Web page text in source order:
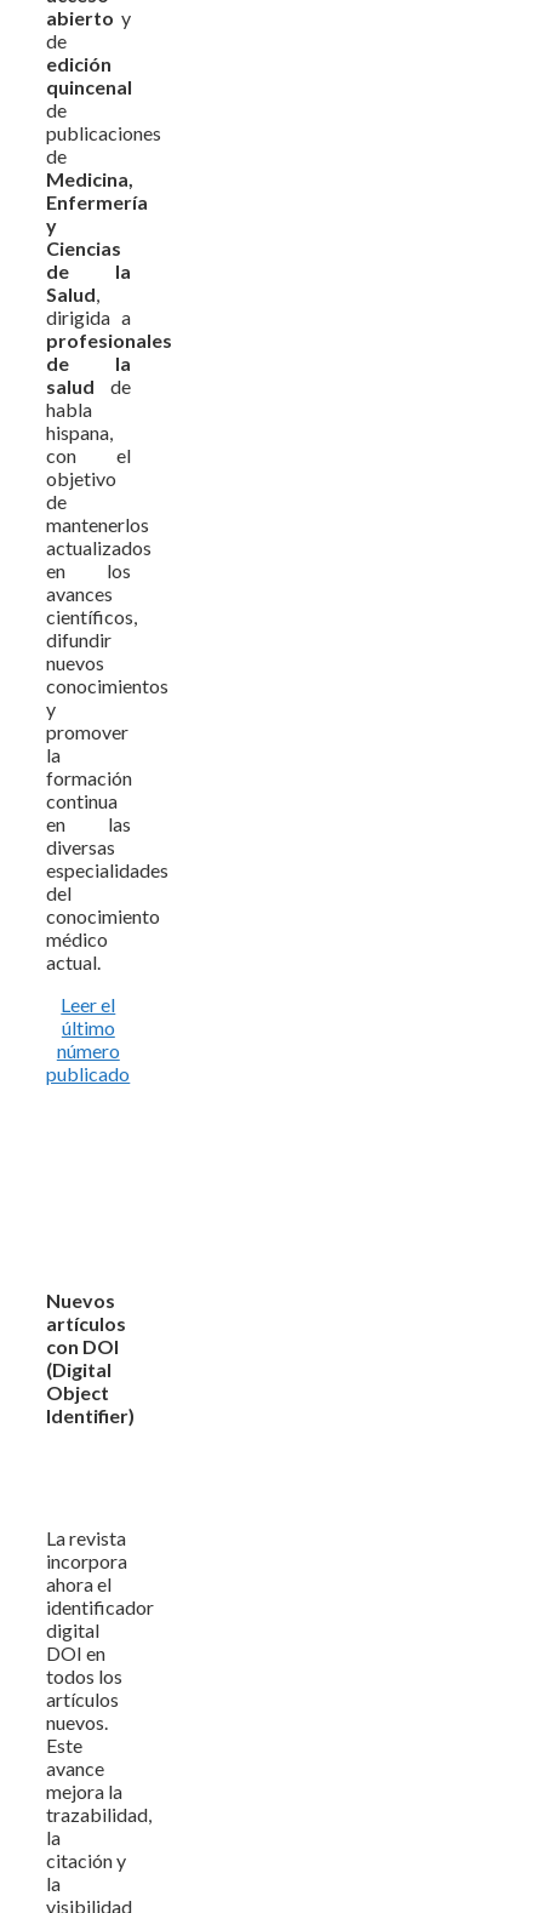
abierto y
de
edición
quincenal
de
publicaciones
de
Medicina,
Enfermería
y
Ciencias
de la
Salud,
dirigida a
profesionales
de la
salud de
habla
hispana,
con el
objetivo
de
mantenerlos
actualizados
en los
avances
científicos,
difundir
nuevos
conocimientos
y
promover
la
formación
continua
en las
diversas
especialidades
del
conocimiento
médico
actual.
Leer el
último
número
publicado
Nuevos
artículos
con DOI
(Digital
Object
Identifier)
La revista
incorpora
ahora el
identificador
digital
DOI en
todos los
artículos
nuevos.
Este
avance
mejora la
trazabilidad,
la
citación y
la
visibilidad